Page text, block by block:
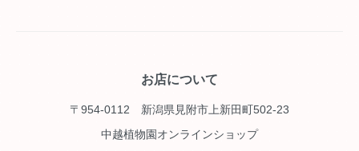
お店について
〒954-0112 新潟県見附市上新田町502-23
中越植物園オンラインショップ